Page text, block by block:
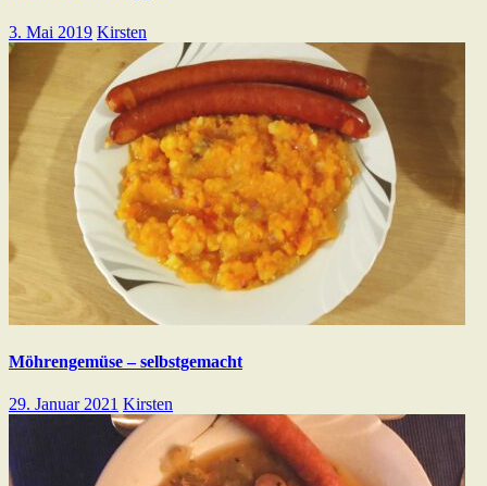
3. Mai 2019 Kirsten
Möhrengemüse – selbstgemacht
29. Januar 2021 Kirsten